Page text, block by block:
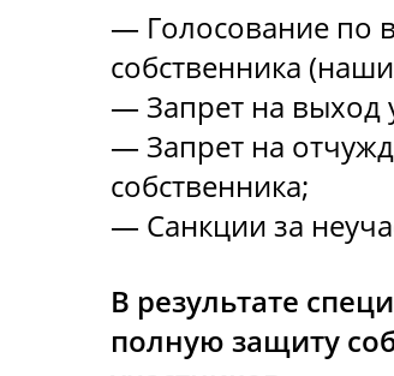
— Голосование по
собственника
— Запрет на выход
— Запрет на
собственника;
— Санкции за
В результате
полную защиту